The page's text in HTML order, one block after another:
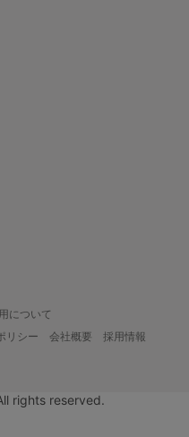
について
リシー 会社概要
採用情報
rights reserved.